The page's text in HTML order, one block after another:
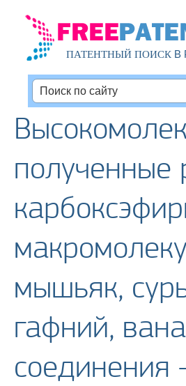
ПАТЕНТНЫЙ ПОИСКВ
полученные
мышьяк,
гафний,
соединения